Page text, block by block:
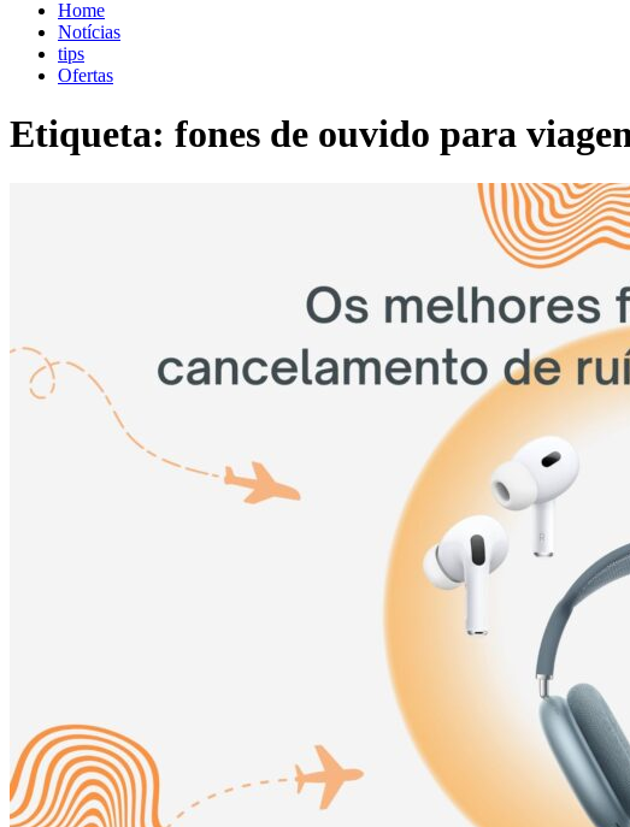
blog.shopdutyfree.pt
blog.shopdutyfree.pt
Home
Notícias
tips
Ofertas
Etiqueta: fones de ouvido para